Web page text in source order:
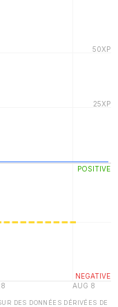
DES DONNÉES DÉRIVÉES DE